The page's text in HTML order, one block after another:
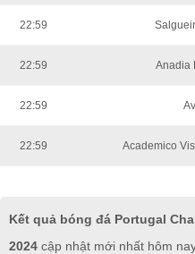
22:59
22:59 Anadia
22:59
22:59 Academico
Kết quả bóng đá Portugal
2024 cập nhật mới nhất hôm